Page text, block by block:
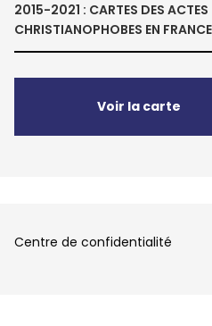
2015-2021 : CARTES DES ACTES
CHRISTIANOPHOBES EN FRANCE
Voir la carte
Centre de confidentialité